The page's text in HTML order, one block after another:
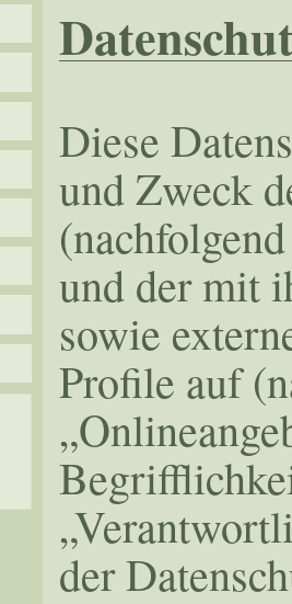
Diese
und Zweck
und der mit
sowie
Profile auf
der